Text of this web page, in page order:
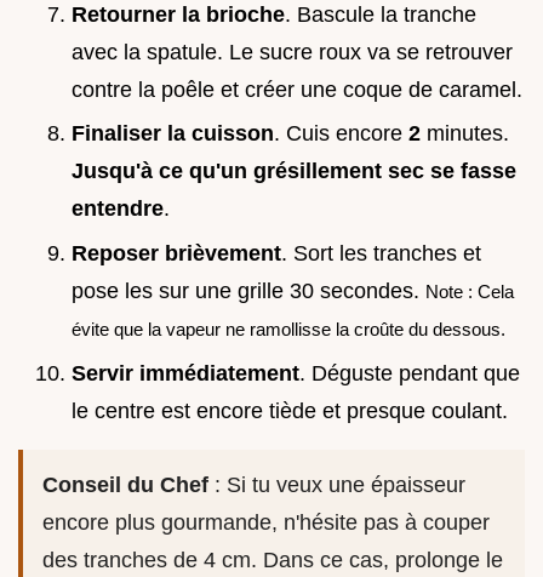
Retourner la brioche. Bascule la tranche
avec la spatule. Le sucre roux va se retrouver
contre la poêle et créer une coque de caramel.
Finaliser la cuisson. Cuis encore 2 minutes.
Jusqu'à ce qu'un grésillement sec se fasse
entendre.
Reposer brièvement. Sort les tranches et
pose les sur une grille 30 secondes. Note : Cela
évite que la vapeur ne ramollisse la croûte du dessous.
Servir immédiatement. Déguste pendant que
le centre est encore tiède et presque coulant.
Conseil du Chef : Si tu veux une épaisseur
encore plus gourmande, n'hésite pas à couper
des tranches de 4 cm. Dans ce cas, prolonge le